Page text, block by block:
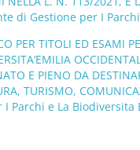
di Gestione per I
PER TITOLI ED ESAMI
E PIENO DA
TURISMO,
I Parchi e La